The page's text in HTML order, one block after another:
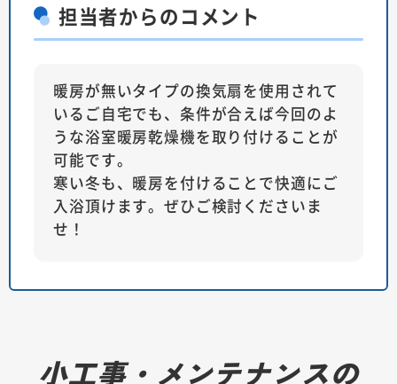
担当者からのコメント
暖房が無いタイプの換気扇を使用されて
いるご自宅でも、条件が合えば今回のよ
うな浴室暖房乾燥機を取り付けることが
可能です。
寒い冬も、暖房を付けることで快適にご
入浴頂けます。ぜひご検討くださいま
せ！
小工事・メンテナンスの